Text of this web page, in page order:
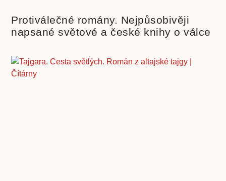
Protiválečné romány. Nejpůsobivěji
napsané světové a české knihy o válce